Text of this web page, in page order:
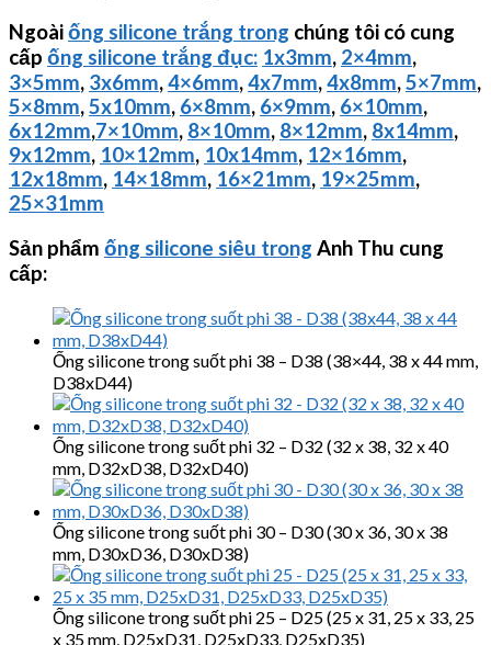
Ngoàiống silicone trắng trong chúng tôi có cung
cấp ống silicone trắng đục: 1x3mm, 2×4mm,
3×5mm, 3x6mm,4×6mm,4x7mm,4x8mm,5×7mm,
5×8mm,5x10mm, 6×8mm, 6×9mm, 6×10mm,
6x12mm,7×10mm, 8×10mm, 8×12mm, 8x14mm,
9x12mm, 10×12mm, 10x14mm, 12×16mm,
12x18mm, 14×18mm, 16×21mm, 19×25mm,
25×31mm
Sản phẩm ống silicone siêu trong Anh Thu cung
cấp:
Ống silicone trong suốt phi 38 – D38 (38×44, 38 x 44 mm,
D38xD44)
Ống silicone trong suốt phi 32 – D32 (32 x 38, 32 x 40
mm, D32xD38, D32xD40)
Ống silicone trong suốt phi 30 – D30 (30 x 36, 30 x 38
mm, D30xD36, D30xD38)
Ống silicone trong suốt phi 25 – D25 (25 x 31, 25 x 33, 25
x 35 mm, D25xD31, D25xD33, D25xD35)